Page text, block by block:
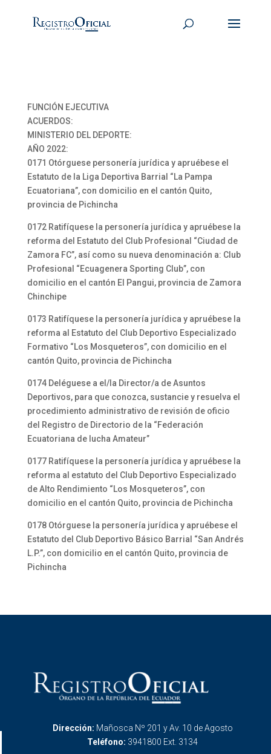
FUNCIÓN EJECUTIVA
ACUERDOS:
MINISTERIO DEL DEPORTE:
AÑO 2022:
0171 Otórguese personería jurídica y apruébese el
Estatuto de la Liga Deportiva Barrial “La Pampa
Ecuatoriana”, con domicilio en el cantón Quito,
provincia de Pichincha
0172 Ratifíquese la personería jurídica y apruébese la
reforma del Estatuto del Club Profesional “Ciudad de
Zamora FC”, así como su nueva denominación a: Club
Profesional “Ecuagenera Sporting Club”, con
domicilio en el cantón El Pangui, provincia de Zamora
Chinchipe
0173 Ratifíquese la personería jurídica y apruébese la
reforma al Estatuto del Club Deportivo Especializado
Formativo “Los Mosqueteros”, con domicilio en el
cantón Quito, provincia de Pichincha
0174 Deléguese a el/la Director/a de Asuntos
Deportivos, para que conozca, sustancie y resuelva el
procedimiento administrativo de revisión de oficio
del Registro de Directorio de la “Federación
Ecuatoriana de lucha Amateur”
0177 Ratifíquese la personería jurídica y apruébese la
reforma al estatuto del Club Deportivo Especializado
de Alto Rendimiento “Los Mosqueteros”, con
domicilio en el cantón Quito, provincia de Pichincha
0178 Otórguese la personería jurídica y apruébese el
Estatuto del Club Deportivo Básico Barrial “San Andrés
L.P.”, con domicilio en el cantón Quito, provincia de
Pichincha
Dirección: Mañosca Nº 201 y Av. 10 de Agosto
Teléfono: 3941800 Ext. 3134